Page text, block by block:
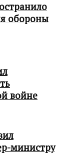
обороны
войне
министру